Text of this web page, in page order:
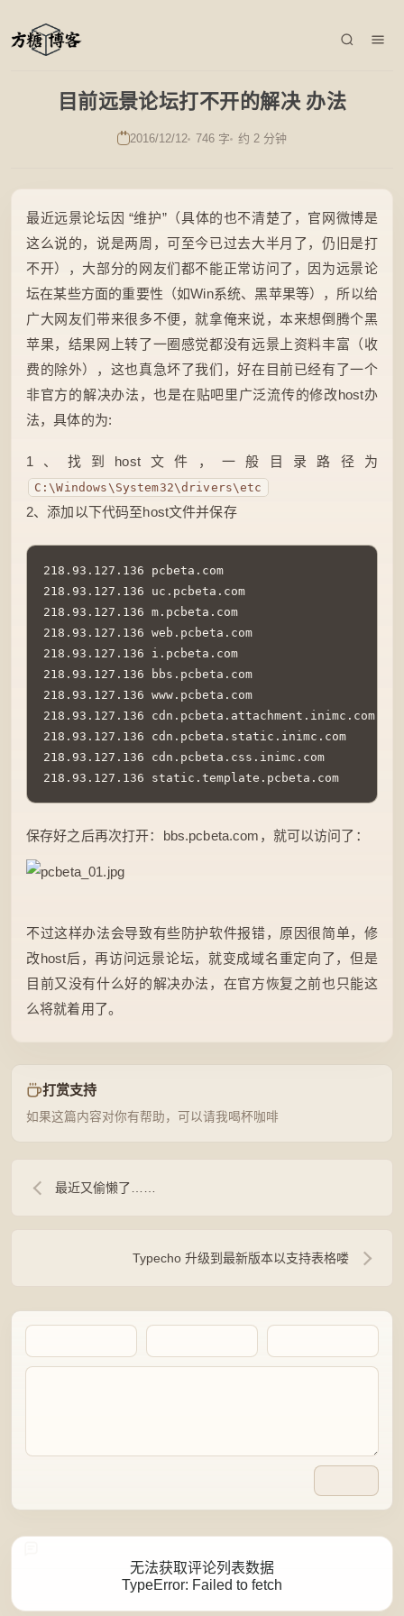
目前远景论坛打不开的解决 办法
2016/12/12 746 字 约 2 分钟
最近远景论坛因 “维护”（具体的也不清楚了，官网微博是
这么说的，说是两周，可至今已过去大半月了，仍旧是打
不开），大部分的网友们都不能正常访问了，因为远景论
坛在某些方面的重要性（如Win系统、黑苹果等），所以给
广大网友们带来很多不便，就拿俺来说，本来想倒腾个黑
苹果，结果网上转了一圈感觉都没有远景上资料丰富（收
费的除外），这也真急坏了我们，好在目前已经有了一个
非官方的解决办法，也是在贴吧里广泛流传的修改host办
法，具体的为:
1、找到host文件，一般目录路径为
C:\Windows\System32\drivers\etc
2、添加以下代码至host文件并保存
218.93.127.136 pcbeta.com
218.93.127.136 uc.pcbeta.com
218.93.127.136 m.pcbeta.com
218.93.127.136 web.pcbeta.com
218.93.127.136 i.pcbeta.com
218.93.127.136 bbs.pcbeta.com
218.93.127.136 www.pcbeta.com
218.93.127.136 cdn.pcbeta.attachment.inimc.com
218.93.127.136 cdn.pcbeta.static.inimc.com
218.93.127.136 cdn.pcbeta.css.inimc.com
218.93.127.136 static.template.pcbeta.com
保存好之后再次打开：bbs.pcbeta.com，就可以访问了：
不过这样办法会导致有些防护软件报错，原因很简单，修
改host后，再访问远景论坛，就变成域名重定向了，但是
目前又没有什么好的解决办法，在官方恢复之前也只能这
么将就着用了。
打赏支持
如果这篇内容对你有帮助，可以请我喝杯咖啡
最近又偷懒了……
Typecho 升级到最新版本以支持表格喽
无法获取评论列表数据
TypeError: Failed to fetch